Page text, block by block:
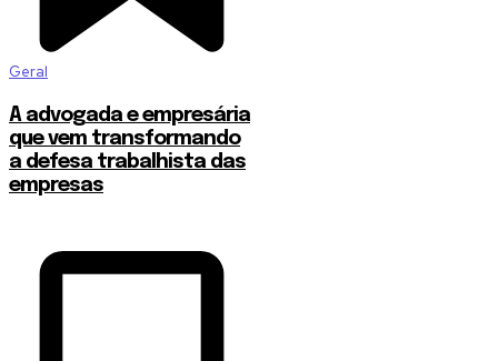
Geral
A advogada e empresária
que vem transformando
a defesa trabalhista das
empresas